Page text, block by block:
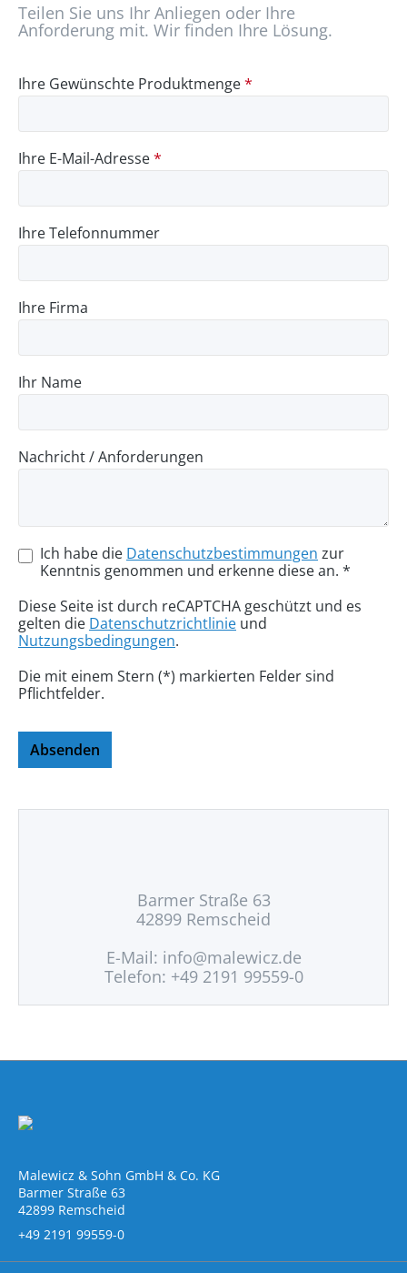
Teilen Sie uns Ihr Anliegen oder Ihre
Anforderung mit. Wir finden Ihre Lösung.
Ihre Gewünschte Produktmenge*
Ihre E-Mail-Adresse*
Ihre Telefonnummer
Ihre Firma
Ihr Name
Nachricht / Anforderungen
Ich habe die Datenschutzbestimmungen zur
Kenntnis genommen und erkenne diese an. *
Diese Seite ist durch reCAPTCHA geschützt und es
gelten die Datenschutzrichtlinie und
Nutzungsbedingungen.
Die mit einem Stern (*) markierten Felder sind
Pflichtfelder.
Absenden
Barmer Straße 63
42899 Remscheid
E-Mail: info@malewicz.de
Telefon: +49 2191 99559-0
Malewicz & Sohn GmbH & Co. KG
Barmer Straße 63
42899 Remscheid
+49 2191 99559-0